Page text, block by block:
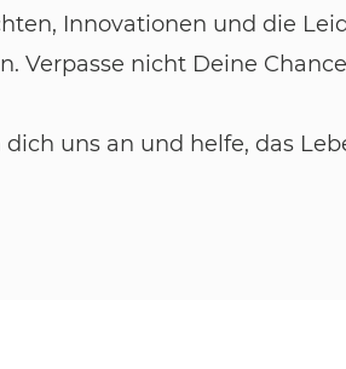
Innovationen und die
Verpasse nicht Deine
dich uns an und helfe, das